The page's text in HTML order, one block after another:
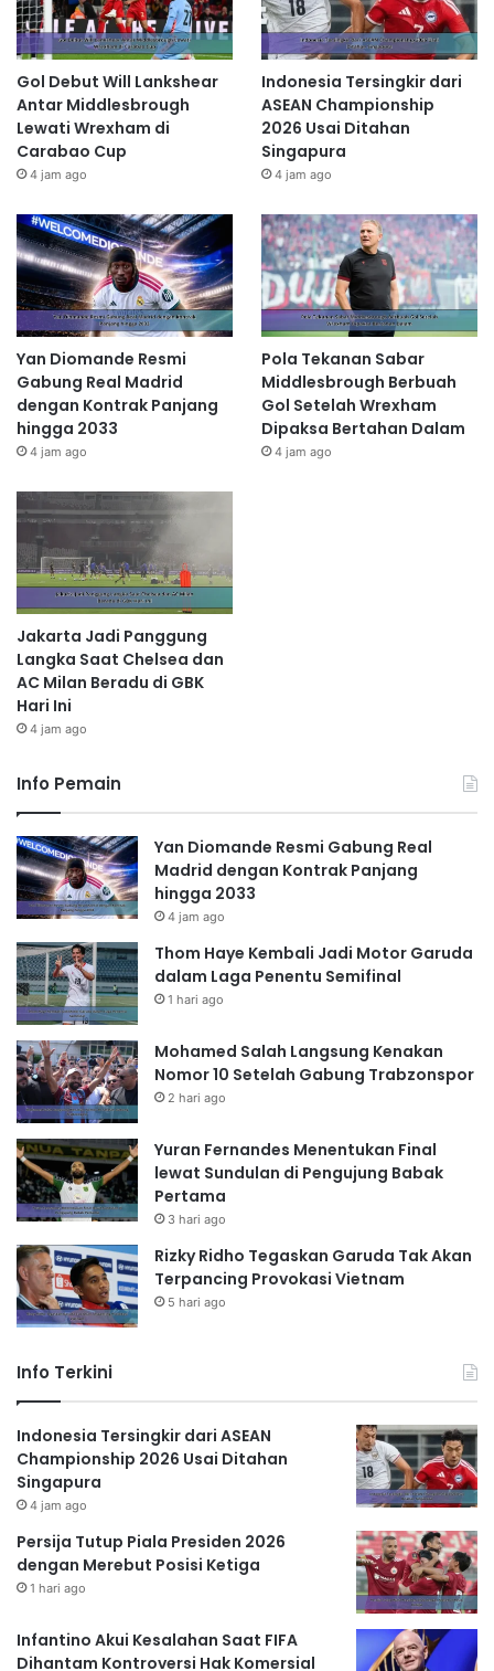
Gol Debut Will Lankshear
Antar Middlesbrough
Lewati Wrexham di
Carabao Cup
4 jam ago
Indonesia Tersingkir dari
ASEAN Championship
2026 Usai Ditahan
Singapura
4 jam ago
Yan Diomande Resmi
Gabung Real Madrid
dengan Kontrak Panjang
hingga 2033
4 jam ago
Pola Tekanan Sabar
Middlesbrough Berbuah
Gol Setelah Wrexham
Dipaksa Bertahan Dalam
4 jam ago
Jakarta Jadi Panggung
Langka Saat Chelsea dan
AC Milan Beradu di GBK
Hari Ini
4 jam ago
Info Pemain
Yan Diomande Resmi Gabung Real
Madrid dengan Kontrak Panjang
hingga 2033
4 jam ago
Thom Haye Kembali Jadi Motor Garuda
dalam Laga Penentu Semifinal
1 hari ago
Mohamed Salah Langsung Kenakan
Nomor 10 Setelah Gabung Trabzonspor
2 hari ago
Yuran Fernandes Menentukan Final
lewat Sundulan di Pengujung Babak
Pertama
3 hari ago
Rizky Ridho Tegaskan Garuda Tak Akan
Terpancing Provokasi Vietnam
5 hari ago
Info Terkini
Indonesia Tersingkir dari ASEAN
Championship 2026 Usai Ditahan
Singapura
4 jam ago
Persija Tutup Piala Presiden 2026
dengan Merebut Posisi Ketiga
1 hari ago
Infantino Akui Kesalahan Saat FIFA
Dihantam Kontroversi Hak Komersial